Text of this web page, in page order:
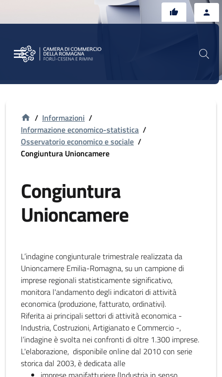
/ Informazioni /
Informazione economico-statistica /
Osservatorio economico e sociale /
Congiuntura Unioncamere
Congiuntura
Unioncamere
L’indagine congiunturale trimestrale realizzata da
Unioncamere Emilia-Romagna, su un campione di
imprese regionali statisticamente significativo,
monitora l'andamento degli indicatori di attività
economica (produzione, fatturato, ordinativi).
Riferita ai principali settori di attività economica -
Industria, Costruzioni, Artigianato e Commercio -,
l’indagine è svolta nei confronti di oltre 1.300 imprese.
L'elaborazione, disponibile online dal 2010 con serie
storica dal 2003, è dedicata alle